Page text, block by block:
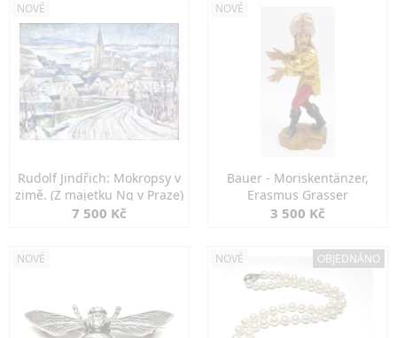
NOVÉ
Rudolf Jindřich: Mokropsy v
zimě. (Z majetku Ng v Praze)
7 500 Kč
NOVÉ
Bauer - Moriskentänzer,
Erasmus Grasser
3 500 Kč
NOVÉ NOVÉ OBJEDNÁNO